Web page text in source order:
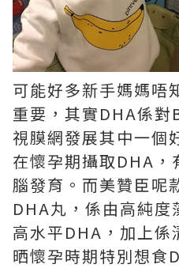
可能好多新手媽媽唔
重要，其實DHA係對
視膜網發展其中一個
在懷孕期攝取DHA，
腦發育。而美贊臣
DHA丸，係由高純度
高水平DHA，加上係
晒懷孕時期特別想食